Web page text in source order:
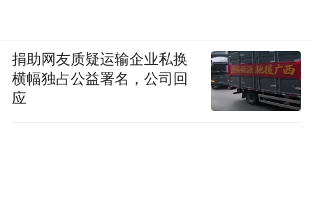
捐助网友质疑运输企业私换
横幅独占公益署名，公司回
应